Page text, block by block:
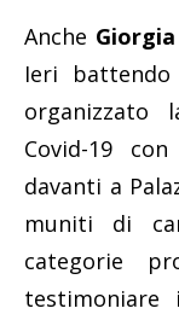
Anche
Ieri
organizzato
Covid-19
davanti a
muniti di
categorie